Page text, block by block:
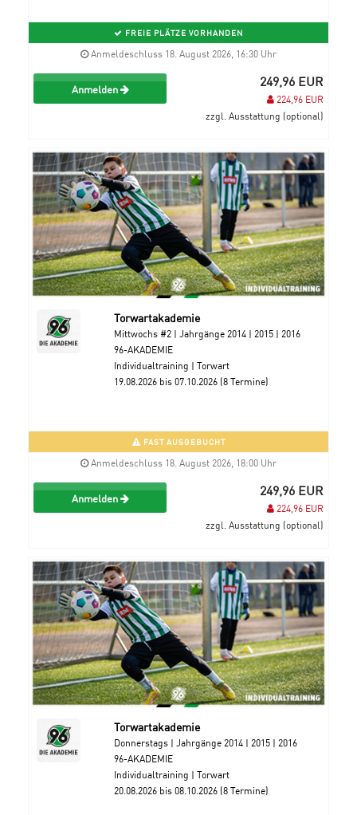
FREIE PLÄTZE VORHANDEN
Anmeldeschluss 18. August 2026, 16:30 Uhr
Anmelden 249,96 EUR
224,96 EUR
zzgl. Ausstattung (optional)
Torwartakademie
Mittwochs #2 | Jahrgänge 2014 | 2015 | 2016
96-AKADEMIE
Individualtraining | Torwart
19.08.2026 bis 07.10.2026 (8 Termine)
FAST AUSGEBUCHT
Anmeldeschluss 18. August 2026, 18:00 Uhr
Anmelden 249,96 EUR
224,96 EUR
zzgl. Ausstattung (optional)
Torwartakademie
Donnerstags | Jahrgänge 2014 | 2015 | 2016
96-AKADEMIE
Individualtraining | Torwart
20.08.2026 bis 08.10.2026 (8 Termine)